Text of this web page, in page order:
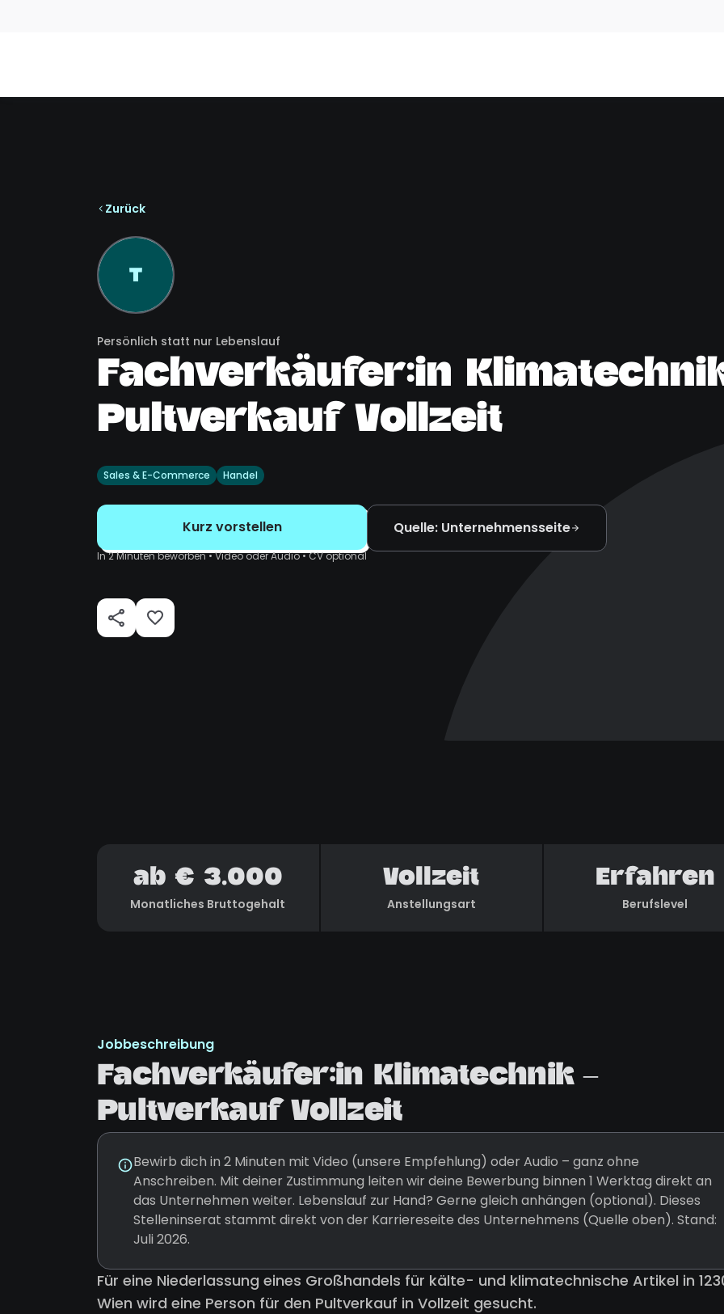
Zurück
T
Persönlich statt nur Lebenslauf
Fachverkäufer:in
Pultverkauf Vollzeit
Sales & E-Commerce Handel
Kurz vorstellen
In 2 Minuten beworben • Video oder Audio • CV optional
Quelle: Unternehmensseite
ab € 3.000
Monatliches Bruttogehalt
Vollzeit
Anstellungsart
Erfahren
Berufslevel
Jobbeschreibung
Fachverkäufer:in Klimatechnik –
Pultverkauf Vollzeit
Bewirb dich in 2 Minuten mit Video (unsere Empfehlung) oder Audio – ganz ohne
Anschreiben. Mit deiner Zustimmung leiten wir deine Bewerbung binnen 1 Werktag direkt an
das Unternehmen weiter. Lebenslauf zur Hand? Gerne gleich anhängen (optional). Dieses
Stelleninserat stammt direkt von der Karriereseite des Unternehmens (Quelle oben). Stand:
Juli 2026.
Für eine Niederlassung eines Großhandels für kälte- und klimatechnische Artikel in
Wien wird eine Person für den Pultverkauf in Vollzeit gesucht.